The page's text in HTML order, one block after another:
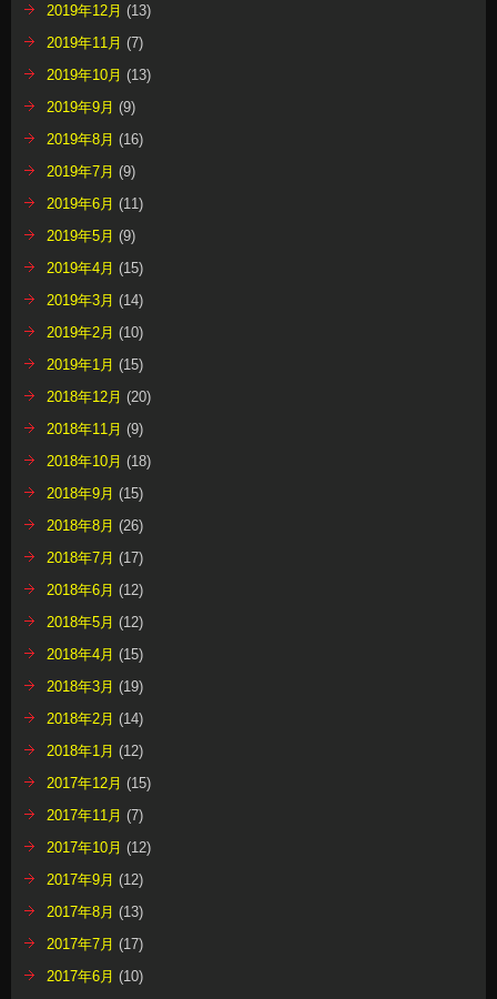
2019年12月 (13)
2019年11月 (7)
2019年10月 (13)
2019年9月 (9)
2019年8月 (16)
2019年7月 (9)
2019年6月 (11)
2019年5月 (9)
2019年4月 (15)
2019年3月 (14)
2019年2月 (10)
2019年1月 (15)
2018年12月 (20)
2018年11月 (9)
2018年10月 (18)
2018年9月 (15)
2018年8月 (26)
2018年7月 (17)
2018年6月 (12)
2018年5月 (12)
2018年4月 (15)
2018年3月 (19)
2018年2月 (14)
2018年1月 (12)
2017年12月 (15)
2017年11月 (7)
2017年10月 (12)
2017年9月 (12)
2017年8月 (13)
2017年7月 (17)
2017年6月 (10)